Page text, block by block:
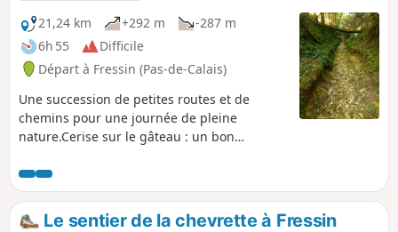
21,24 km
+292 m
-287 m
6h 55
Difficile
Départ à Fressin (Pas-de-Calais)
Une succession de petites routes et de
chemins pour une journée de pleine
nature.Cerise sur le gâteau : un bon
le Bois de Fressin. Pour les randonneurs très
aguerris, je conseille fortement la variante
décrite dans les infos pratiques.
Le sentier de la chevrette à Fressin